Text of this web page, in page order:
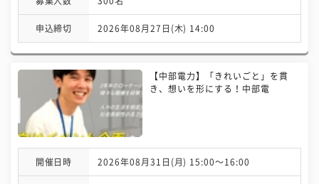
申込締切 2026年08月27日(木) 14:00
【中部電力】「きれいごと」を貫
き、想いを形にする！中部電
開催日時 2026年08月31日(月) 15:00〜16:00